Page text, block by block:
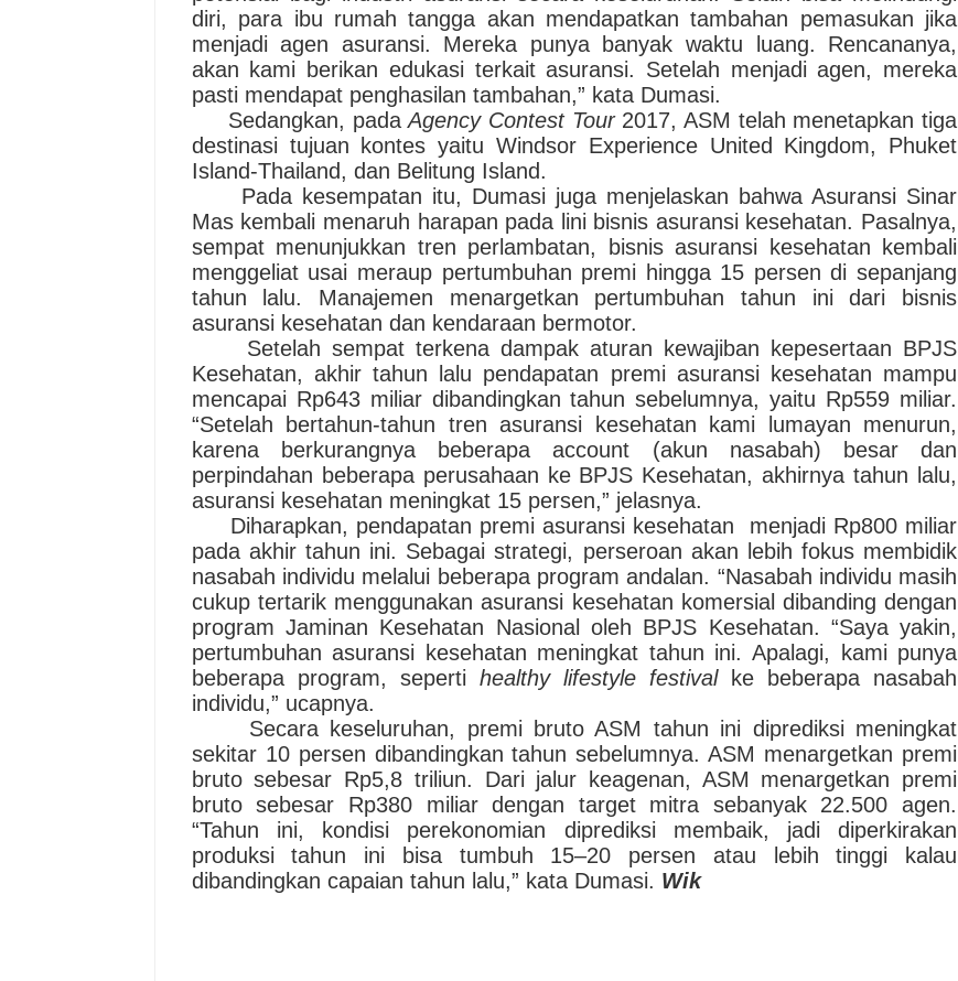
diri, para ibu rumah tangga akan mendapatkan tambahan pemasukan jika
menjadi agen asuransi. Mereka punya banyak waktu luang. Rencananya,
akan kami berikan edukasi terkait asuransi. Setelah menjadi agen, mereka
pasti mendapat penghasilan tambahan,” kata Dumasi.
Sedangkan, padaAgency Contest Tour2017, ASM telah menetapkan tiga
destinasi tujuan kontes yaitu Windsor Experience United Kingdom, Phuket
Island-Thailand, dan Belitung Island.
Pada kesempatan itu, Dumasi juga menjelaskan bahwaAsuransi Sinar
Mas kembali menaruh harapan pada lini bisnis asuransi kesehatan. Pasalnya,
sempat menunjukkan tren perlambatan, bisnis asuransi kesehatan kembali
menggeliat usai meraup pertumbuhan premi hingga 15 persen di sepanjang
tahun lalu. Manajemen menargetkan pertumbuhan tahun ini dari bisnis
asuransi kesehatan dan kendaraan bermotor.
Setelah sempat terkena dampak aturan kewajiban kepesertaan BPJS
Kesehatan, akhir tahun lalu pendapatan premi asuransi kesehatan mampu
mencapai Rp643 miliar dibandingkan tahun sebelumnya, yaitu Rp559 miliar.
“Setelah bertahun-tahun tren asuransi kesehatan kami lumayan menurun,
karena berkurangnya beberapa account (akun nasabah) besar dan
perpindahan beberapa perusahaan ke BPJS Kesehatan, akhirnya tahun lalu,
asuransi kesehatan meningkat 15 persen,” jelasnya.
Diharapkan, pendapatan premi asuransi kesehatan
menjadi Rp800 miliar
pada akhir tahun ini. Sebagai strategi, perseroan akan lebih fokus membidik
nasabah individu melalui beberapa program andalan. “Nasabah individu masih
cukup tertarik menggunakan asuransi kesehatan komersial dibanding dengan
program Jaminan Kesehatan Nasional oleh BPJS Kesehatan. “Saya yakin,
pertumbuhan asuransi kesehatan meningkat tahun ini. Apalagi, kami punya
beberapa program, seperti healthy lifestyle festivalke beberapa nasabah
individu,” ucapnya.
Secara keseluruhan, premi bruto ASM tahun ini diprediksi meningkat
sekitar 10 persen dibandingkan tahun sebelumnya. ASM menargetkan premi
bruto sebesar Rp5,8 triliun. Dari jalur keagenan, ASM menargetkan premi
bruto sebesar Rp380 miliar dengan target mitra sebanyak 22.500 agen.
“Tahun ini, kondisi perekonomian diprediksi membaik, jadi diperkirakan
produksi tahun ini bisa tumbuh 15–20 persen atau lebih tinggi kalau
dibandingkan capaian tahun lalu,” kata Dumasi. Wik